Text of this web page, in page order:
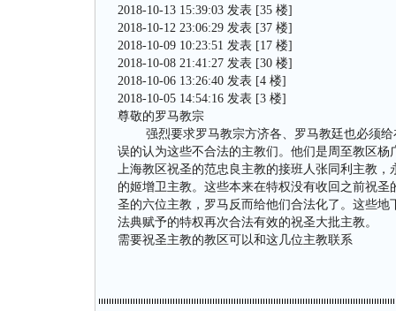
2018-10-13 15:39:03 发表 [35 楼]
2018-10-12 23:06:29 发表 [37 楼]
2018-10-09 10:23:51 发表 [17 楼]
2018-10-08 21:41:27 发表 [30 楼]
2018-10-06 13:26:40 发表 [4 楼]
2018-10-05 14:54:16 发表 [3 楼]
尊敬的罗马教宗
强烈要求罗马教宗方济各、罗马教廷也必须给
误的认为这些不合法的主教们。他们是周至教区杨
上海教区祝圣的范忠良主教的接班人张同利主教
的姬增卫主教。这些本来在特权没有收回之前祝
圣的六位主教，罗马反而给他们合法化了。这些
法典赋予的特权再次合法有效的祝圣大批主教。
需要祝圣主教的教区可以和这几位主教联系